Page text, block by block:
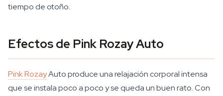
tiempo de otoño.
Efectos de Pink Rozay Auto
Pink RozayAuto produce una relajación corporal intensa
que se instala poco a poco y se queda un buen rato. Con